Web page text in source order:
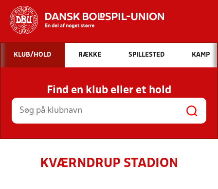
Hvad vil du søge efter?
INDHOLD OG NYHEDER
STILLINGER, RESULTATER, KLUBBER OG
HOLD
KLUB/HOLD RÆKKE SPILLESTED KAMP
Find en klub eller et hold
KVÆRNDRUP STADION